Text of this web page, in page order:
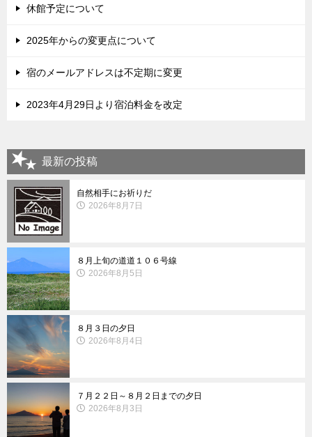
休館予定について
2025年からの変更点について
宿のメールアドレスは不定期に変更
2023年4月29日より宿泊料金を改定
最新の投稿
自然相手にお祈りだ
2026年8月7日
８月上旬の道道１０６号線
2026年8月5日
８月３日の夕日
2026年8月4日
７月２２日～８月２日までの夕日
2026年8月3日